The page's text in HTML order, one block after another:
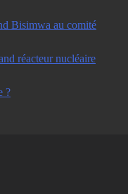
Bisimwa au comité
réacteur nucléaire
?